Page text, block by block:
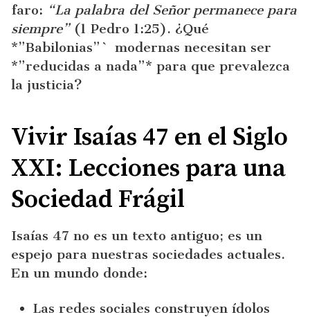
faro: “La palabra del Señor permanece para
siempre”(1 Pedro 1:25). ¿Qué
*”Babilonias”` modernas necesitan ser
*”reducidas a nada”* para que prevalezca
la justicia?
Vivir Isaías 47 en el Siglo
XXI: Lecciones para una
Sociedad Frágil
Isaías 47 no es un texto antiguo; es un
espejo para nuestras sociedades actuales.
En un mundo donde:
Las redes sociales construyen ídolos